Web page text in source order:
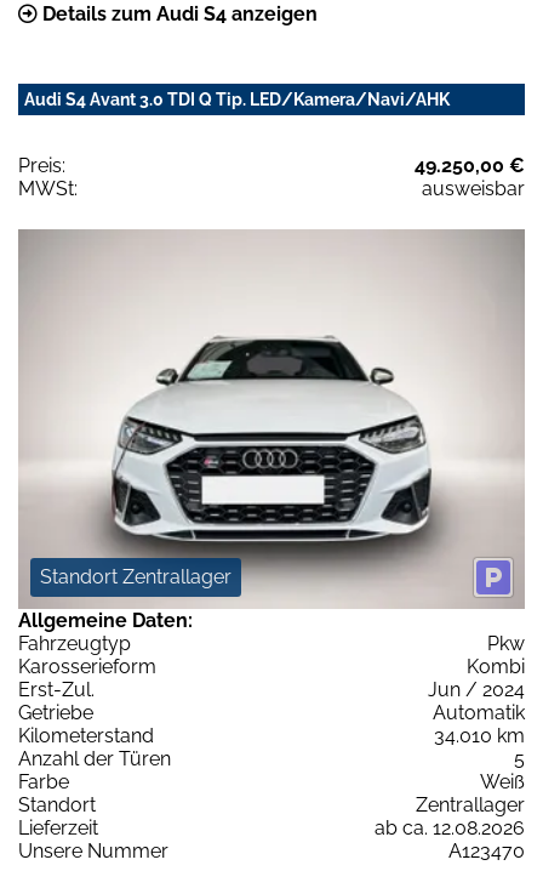
Details zum Audi S4 anzeigen
Audi S4 Avant 3.0 TDI Q Tip. LED/Kamera/Navi/AHK
Preis:
49.250,00 €
MWSt:
ausweisbar
Standort Zentrallager
Allgemeine Daten:
Fahrzeugtyp
Pkw
Karosserieform
Kombi
Erst-Zul.
Jun / 2024
Getriebe
Automatik
Kilometerstand
34.010 km
Anzahl der Türen
5
Farbe
Weiß
Standort
Zentrallager
Lieferzeit
ab ca. 12.08.2026
Unsere Nummer
A123470